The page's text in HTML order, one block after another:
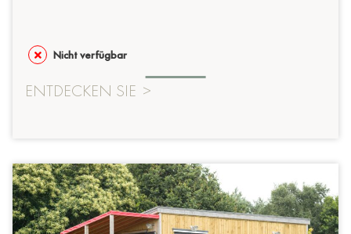
Nicht verfügbar
ENTDECKEN SIE >